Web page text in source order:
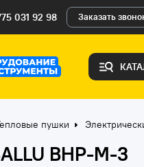
031 92 98 Заказать
пушки
BHP-M-3